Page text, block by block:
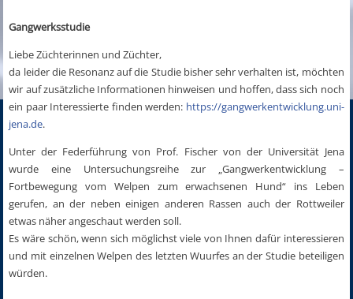
Gangwerksstudie
Liebe Züchterinnen und Züchter,
da leider die Resonanz auf die Studie bisher sehr verhalten ist, möchten
wir auf zusätzliche Informationen hinweisen und hoffen, dass sich noch
ein paar Interessierte finden werden: https://gangwerkentwicklung.uni-
jena.de.
Unter der Federführung von Prof. Fischer von der Universität Jena
wurde eine Untersuchungsreihe zur „Gangwerkentwicklung –
Fortbewegung vom Welpen zum erwachsenen Hund“ ins Leben
gerufen, an der neben einigen anderen Rassen auch der Rottweiler
etwas näher angeschaut werden soll.
Es wäre schön, wenn sich möglichst viele von Ihnen dafür interessieren
und mit einzelnen Welpen des letzten Wuurfes an der Studie beteiligen
würden.